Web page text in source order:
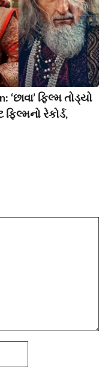
ફિલ્મ તોડ્યો
રેકોર્ડ,